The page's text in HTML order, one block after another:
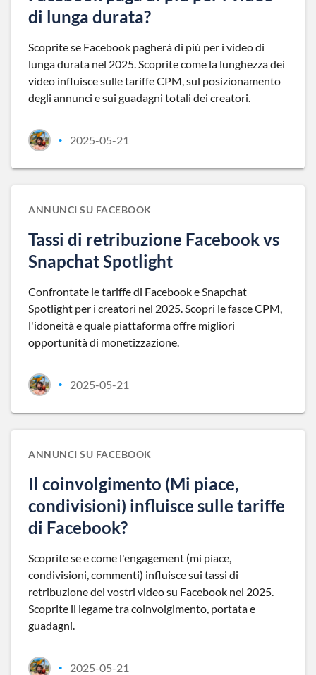
di lunga durata?
Scoprite se Facebook pagherà di più per i video di
lunga durata nel 2025. Scoprite come la lunghezza dei
video influisce sulle tariffe CPM, sul posizionamento
degli annunci e sui guadagni totali dei creatori.
• 2025-05-21
ANNUNCI SU FACEBOOK
Tassi di retribuzione Facebook vs
Snapchat Spotlight
Confrontate le tariffe di Facebook e Snapchat
Spotlight per i creatori nel 2025. Scopri le fasce CPM,
l'idoneità e quale piattaforma offre migliori
opportunità di monetizzazione.
• 2025-05-21
ANNUNCI SU FACEBOOK
Il coinvolgimento (Mi piace,
condivisioni) influisce sulle tariffe
di Facebook?
Scoprite se e come l'engagement (mi piace,
condivisioni, commenti) influisce sui tassi di
retribuzione dei vostri video su Facebook nel 2025.
Scoprite il legame tra coinvolgimento, portata e
guadagni.
• 2025-05-21